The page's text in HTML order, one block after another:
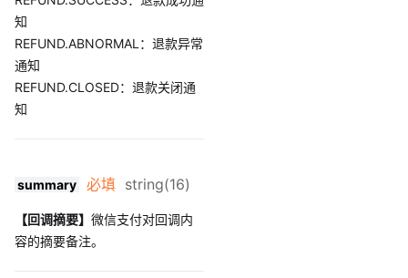
知
REFUND.ABNORMAL：退款异常
通知
REFUND.CLOSED：退款关闭通
知
summary 必填 string(16)
【回调摘要】 微信支付对回调内
容的摘要备注。